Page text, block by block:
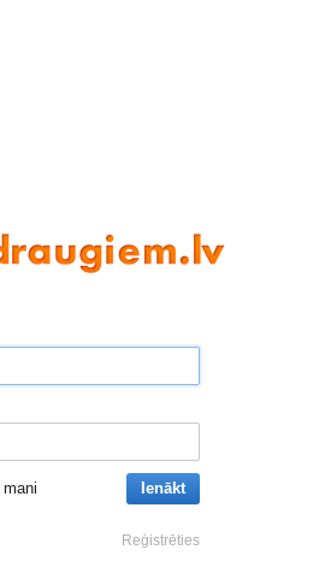
Ienākt
Reģistrēties